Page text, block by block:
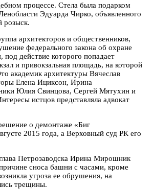
процессе. Стела была подарком
Эдуарда Чирко, объявленного
розыск.
архитекторов и общественников,
федерального закона об охране
под действие которого попадает
и привокзальная площадь, на которой
академик архитектуры Вячеслав
Елена Ициксон, Ирина
Юлия Свинцова, Сергей Мятухин и
истцов представляла адвокат
о демонтаже «Биг
2015 года, а Верховный суд РК его
Петрозаводска Ирина Мирошник
сноса башни с часами, кроме
угроза ее обрушения, на
трещины.